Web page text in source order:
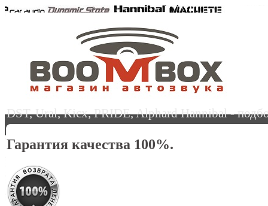
DST, Ural, Kicx, PRIDE, Alphard Hannibal -
Гарантия качества 100%.